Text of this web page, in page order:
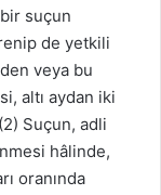
suçun
de yetkili
veya bu
altı aydan iki
Suçun, adli
hâlinde,
oranında